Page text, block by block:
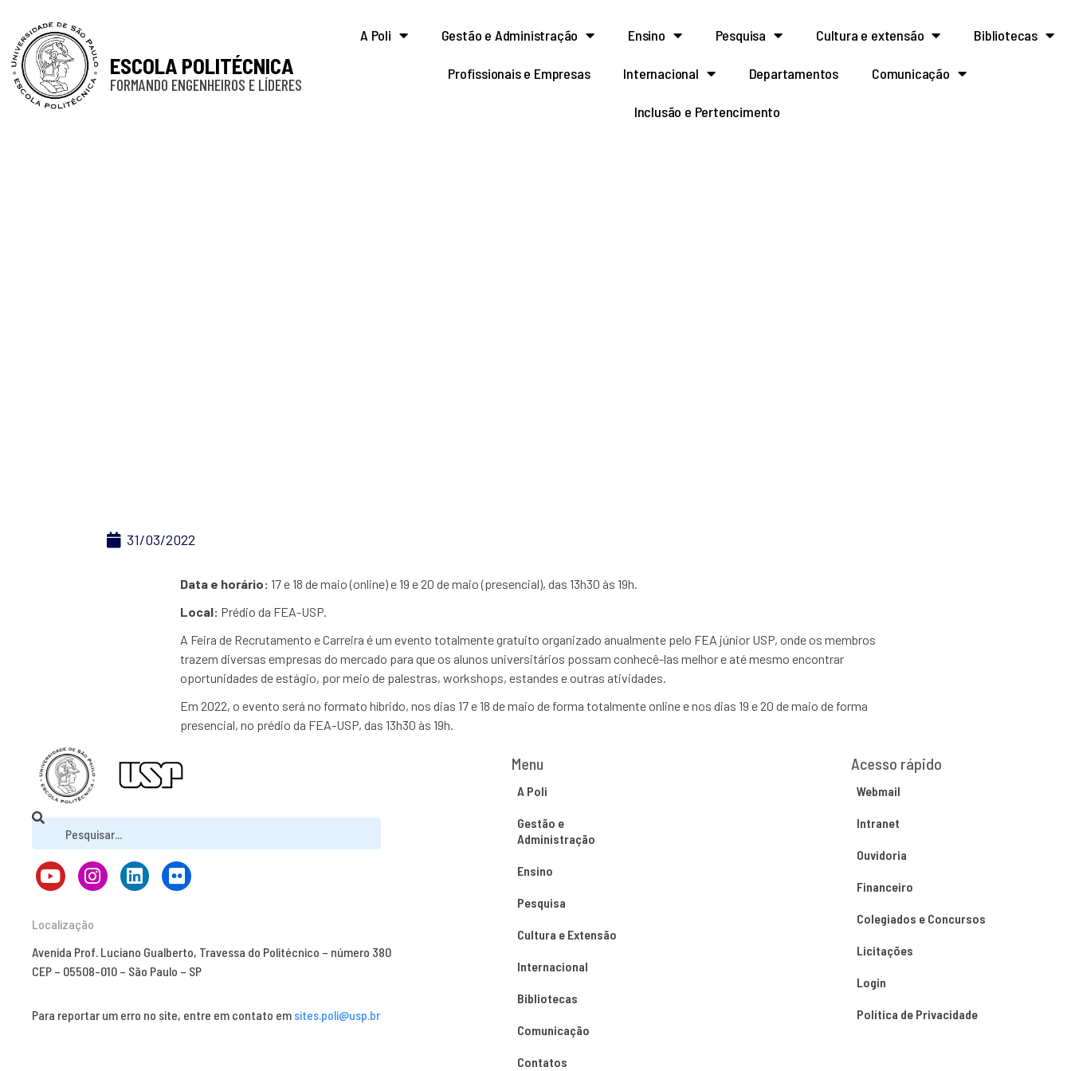
ESCOLA POLITÉCNICA
FORMANDO ENGENHEIROS E LÍDERES
A Poli Gestão e Administração Ensino Pesquisa Cultura e extensão Bibliotecas
Profissionais e Empresas Internacional Departamentos Comunicação
Inclusão e Pertencimento
31/03/2022
Data e horário: 17 e 18 de maio (online) e 19 e 20 de maio (presencial), das 13h30 às 19h.
Local: Prédio da FEA-USP.
A Feira de Recrutamento e Carreira é um evento totalmente gratuito organizado anualmente pelo FEA júnior USP, onde os membros
trazem diversas empresas do mercado para que os alunos universitários possam conhecê-las melhor e até mesmo encontrar
oportunidades de estágio, por meio de palestras, workshops, estandes e outras atividades.
Em 2022, o evento será no formato híbrido, nos dias 17 e 18 de maio de forma totalmente online e nos dias 19 e 20 de maio de forma
presencial, no prédio da FEA-USP, das 13h30 às 19h.
Localização
Avenida Prof. Luciano Gualberto, Travessa do Politécnico – número 380
CEP – 05508-010 – São Paulo – SP
Para reportar um erro no site, entre em contato em sites.poli@usp.br
Menu
A Poli
Gestão e
Administração
Ensino
Pesquisa
Cultura e Extensão
Internacional
Bibliotecas
Comunicação
Contatos
Acesso rápido
Webmail
Intranet
Ouvidoria
Financeiro
Colegiados e Concursos
Licitações
Login
Política de Privacidade